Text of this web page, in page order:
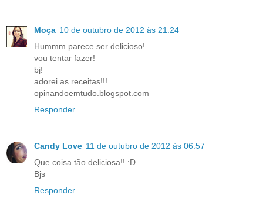
Moça 10 de outubro de 2012 às 21:24
Hummm parece ser delicioso!
vou tentar fazer!
bj!
adorei as receitas!!!
opinandoemtudo.blogspot.com
Responder
Candy Love 11 de outubro de 2012 às 06:57
Que coisa tão deliciosa!! :D
Bjs
Responder